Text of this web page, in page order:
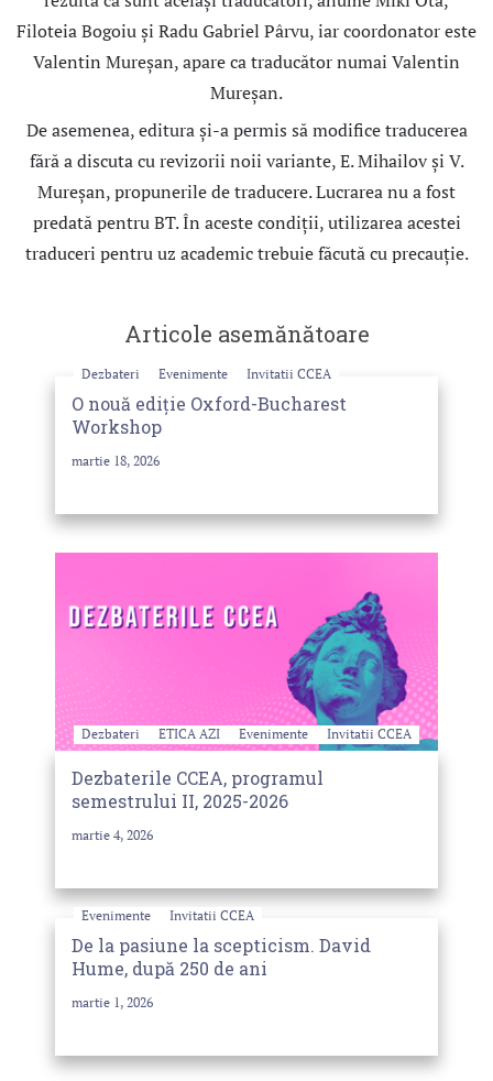
Filoteia Bogoiu şi Radu Gabriel Pârvu, iar coordonator este
Valentin Mureşan, apare ca traducător numai Valentin
Mureşan.
De asemenea, editura şi-a permis să modifice traducerea
fără a discuta cu revizorii noii variante, E. Mihailov şi V.
Mureşan, propunerile de traducere. Lucrarea nu a fost
predată pentru BT. În aceste condiţii, utilizarea acestei
traduceri pentru uz academic trebuie făcută cu precauţie.
Articole asemănătoare
Dezbateri Evenimente Invitatii CCEA
O nouă ediție Oxford-Bucharest
Workshop
martie 18, 2026
Dezbateri ETICA AZI Evenimente Invitatii CCEA
Dezbaterile CCEA, programul
semestrului II, 2025-2026
martie 4, 2026
Evenimente Invitatii CCEA
De la pasiune la scepticism. David
Hume, după 250 de ani
martie 1, 2026